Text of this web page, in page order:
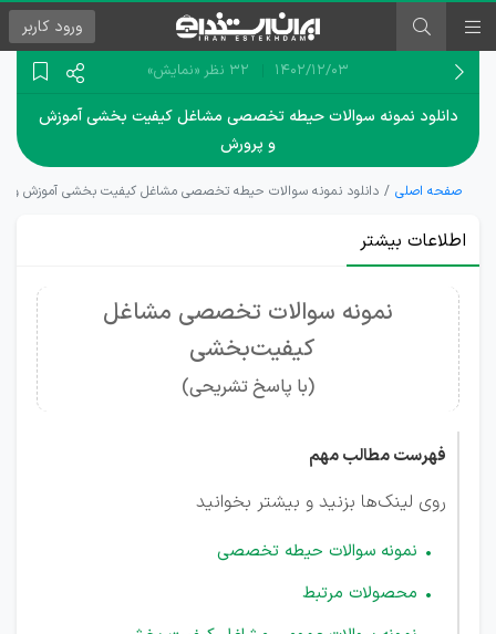
ورود کاربر
۱۴۰۲/۱۲/۰۳ 32 نظر «نمایش»
دانلود نمونه سوالات حیطه تخصصی مشاغل کیفیت بخشی آموزش
و پرورش
صفحه اصلی دانلود نمونه سوالات حیطه تخصصی مشاغل کیفیت بخشی آموزش و
اطلاعات بیشتر
نمونه سوالات تخصصی مشاغل
کیفیت‌بخشی
(با پاسخ تشریحی)
فهرست مطالب مهم
روی لینک‌ها بزنید و بیشتر بخوانید
نمونه سوالات حیطه تخصصی
محصولات مرتبط